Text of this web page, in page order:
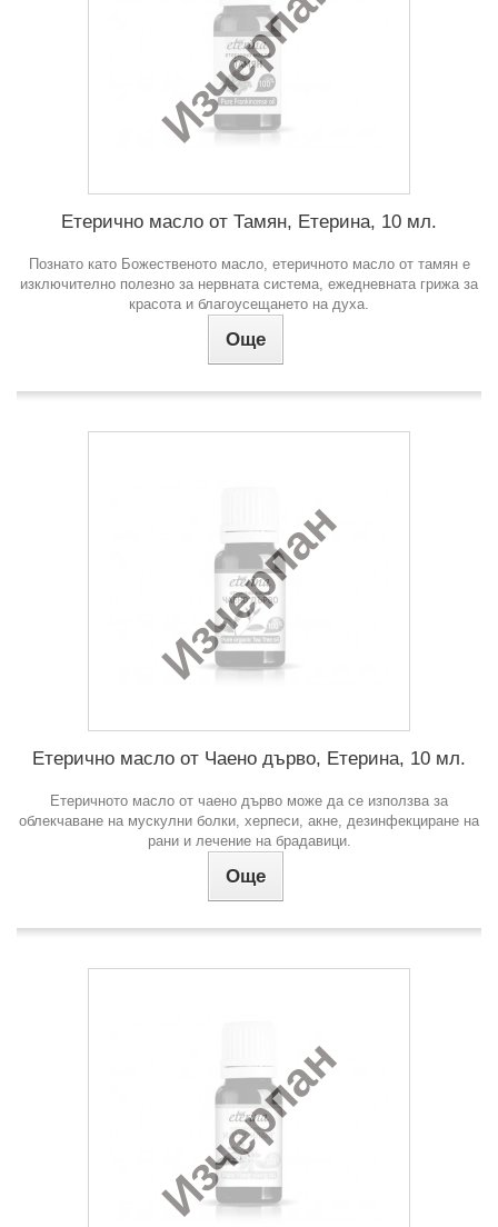
Изчерпан
Етерично масло от Тамян, Етерина, 10 мл.
Познато като Божественото масло, етеричното масло от тамян е
изключително полезно за нервната система, ежедневната грижа за
красота и благоусещането на духа.
Още
Изчерпан
Етерично масло от Чаено дърво, Етерина, 10 мл.
Етеричното масло от чаено дърво може да се използва за
облекчаване на мускулни болки, херпеси, акне, дезинфекциране на
рани и лечение на брадавици.
Още
Изчерпан